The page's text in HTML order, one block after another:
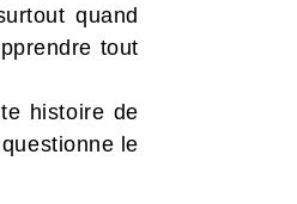
quand
tout
histoire de
le